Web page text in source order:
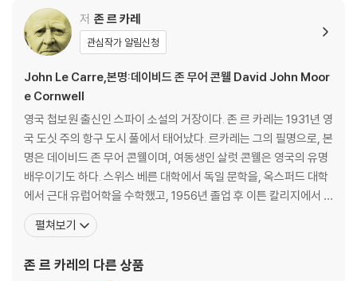
저 존 르 카레
관심작가 알림신청
John Le Carre,본명:데이비드 존 무어 콘웰 David John Moor
e Cornwell
영국 첩보원 출신인 스파이 소설의 거장이다. 존 르 카레는 1931년 영
국 도싯 주의 항구 도시 풀에서 태어났다. 르카레는 그의 필명으로, 본
명은 데이비드 존 무어 콘웰이며, 여동생인 살럿 콘웰은 영국의 유명
배우이기도 하다. 스위스 베른 대학에서 독일 문학을, 옥스퍼드 대학
에서 근대 유럽어학을 수학했고, 1956년 졸업 후 이튼 칼리지에서 2
년간 독일어를 가르쳤다. 1959년부터 1964년까지 영국 외무부에서
일했다. 이 당시 그는 영국 대사관 제2 서기관, 함부르크 정치영사, 그
하기도 했다. 1961년
펼쳐보기
존 르 카레 의 다른 상품